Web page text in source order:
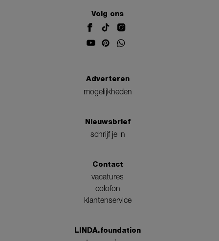
Volg ons
Adverteren
mogelijkheden
Nieuwsbrief
schrijf je in
Contact
vacatures
colofon
klantenservice
LINDA.foundation